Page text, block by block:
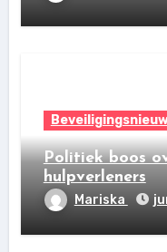
Politiek boos
hulpverleners
Mariska